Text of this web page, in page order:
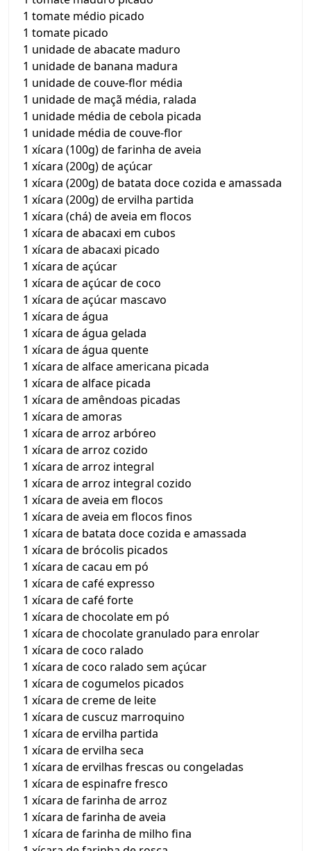
1 tomate médio picado
1 tomate picado
1 unidade de abacate maduro
1 unidade de banana madura
1 unidade de couve-flor média
1 unidade de maçã média, ralada
1 unidade média de cebola picada
1 unidade média de couve-flor
1 xícara (100g) de farinha de aveia
1 xícara (200g) de açúcar
1 xícara (200g) de batata doce cozida e amassada
1 xícara (200g) de ervilha partida
1 xícara (chá) de aveia em flocos
1 xícara de abacaxi em cubos
1 xícara de abacaxi picado
1 xícara de açúcar
1 xícara de açúcar de coco
1 xícara de açúcar mascavo
1 xícara de água
1 xícara de água gelada
1 xícara de água quente
1 xícara de alface americana picada
1 xícara de alface picada
1 xícara de amêndoas picadas
1 xícara de amoras
1 xícara de arroz arbóreo
1 xícara de arroz cozido
1 xícara de arroz integral
1 xícara de arroz integral cozido
1 xícara de aveia em flocos
1 xícara de aveia em flocos finos
1 xícara de batata doce cozida e amassada
1 xícara de brócolis picados
1 xícara de cacau em pó
1 xícara de café expresso
1 xícara de café forte
1 xícara de chocolate em pó
1 xícara de chocolate granulado para enrolar
1 xícara de coco ralado
1 xícara de coco ralado sem açúcar
1 xícara de cogumelos picados
1 xícara de creme de leite
1 xícara de cuscuz marroquino
1 xícara de ervilha partida
1 xícara de ervilha seca
1 xícara de ervilhas frescas ou congeladas
1 xícara de espinafre fresco
1 xícara de farinha de arroz
1 xícara de farinha de aveia
1 xícara de farinha de milho fina